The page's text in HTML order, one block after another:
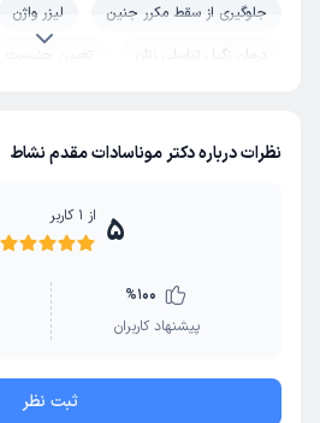
جلوگیری از سقط مکرر جنین
لیزر واژن
درمان زگیل تناسلی زنان
تعیین جنسیت
نظرات درباره دکتر موناسادات مقدم نشاط
5 از 1 کاربر
%100
پیشنهاد کاربران
ثبت نظر